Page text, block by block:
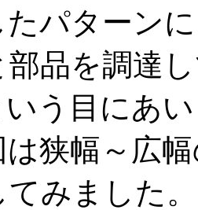
パターン
部品を調達
いう目にあ
狭幅～広
みました。